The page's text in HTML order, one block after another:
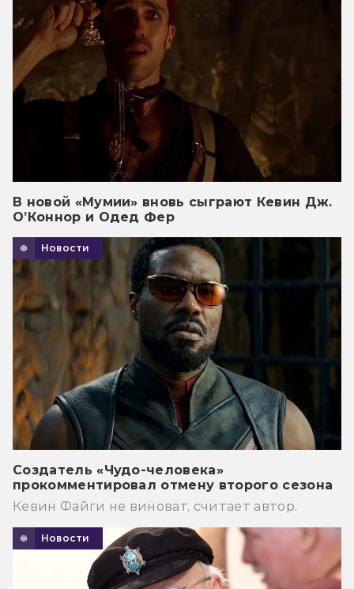
В новой «Мумии» вновь сыграют Кевин Дж.
О’Коннор и Одед Фер
Новости
Создатель «Чудо-человека»
прокомментировал отмену второго сезона
Кевин Файги не виноват, считает автор.
Новости